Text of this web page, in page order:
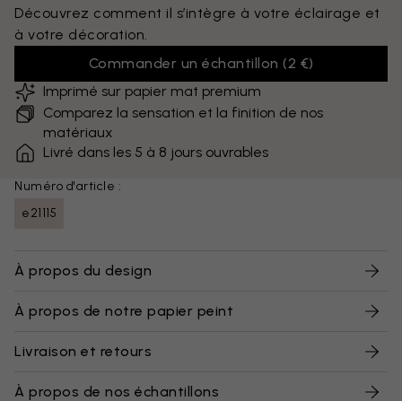
Découvrez comment il s’intègre à votre éclairage et
à votre décoration.
Commander un échantillon (2 €)
Imprimé sur papier mat premium
Comparez la sensation et la finition de nos
matériaux
Livré dans les 5 à 8 jours ouvrables
Numéro d'article :
e21115
À propos du design
À propos de notre papier peint
Livraison et retours
À propos de nos échantillons